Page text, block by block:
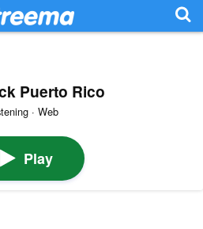
Puerto Rico
· Web
Play